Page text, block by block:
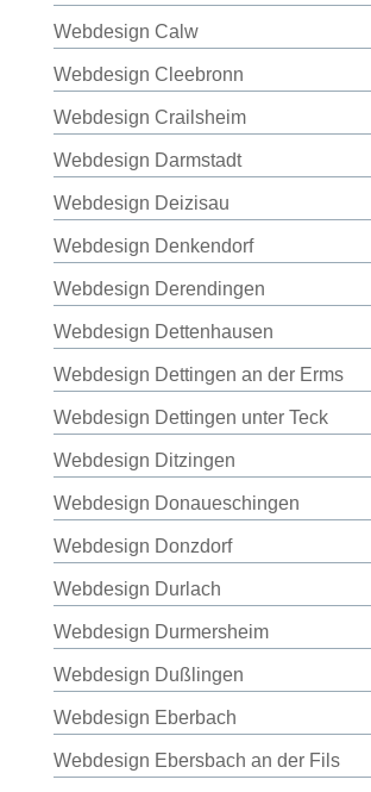
Webdesign Calw
Webdesign Cleebronn
Webdesign Crailsheim
Webdesign Darmstadt
Webdesign Deizisau
Webdesign Denkendorf
Webdesign Derendingen
Webdesign Dettenhausen
Webdesign Dettingen an der Erms
Webdesign Dettingen unter Teck
Webdesign Ditzingen
Webdesign Donaueschingen
Webdesign Donzdorf
Webdesign Durlach
Webdesign Durmersheim
Webdesign Dußlingen
Webdesign Eberbach
Webdesign Ebersbach an der Fils